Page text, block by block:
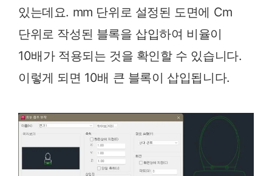
있는데요. mm 단위로 설정된 도면에 Cm
단위로 작성된 블록을 삽입하여 비율이
10배가 적용되는 것을 확인할 수 있습니다.
이렇게 되면 10배 큰 블록이 삽입됩니다.